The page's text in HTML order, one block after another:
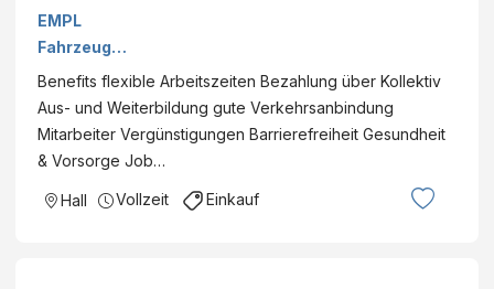
für
Standort
Hall i. Tirol
EMPL
Fahrzeugw
erk
Ges.m.b.H.
Benefits flexible Arbeitszeiten Bezahlung über Kollektiv
Aus- und Weiterbildung gute Verkehrsanbindung
Mitarbeiter Vergünstigungen Barrierefreiheit Gesundheit
& Vorsorge Job…
Hall Vollzeit Einkauf